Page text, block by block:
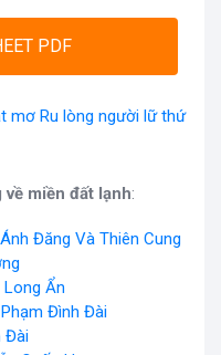
PDF
mơ Ru lòng người lữ thứ
về miền đất lạnh:
Đăng Và Thiên Cung
Ẩn
Đình Đài
Đài